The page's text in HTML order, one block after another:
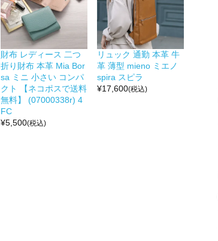
財布 レディース 二つ
折り財布 本革 Mia Bor
sa ミニ 小さい コンパ
クト 【ネコポスで送料
無料】 (07000338r) 4
FC
¥5,500(税込)
リュック 通勤 本革 牛
革 薄型 mieno ミエノ
spira スピラ
¥17,600(税込)